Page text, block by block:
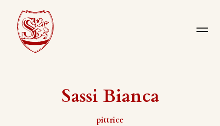
Sassi Bianca
pittrice